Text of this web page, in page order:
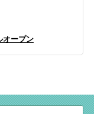
オープン